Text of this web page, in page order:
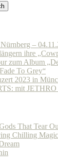
–
ihre
zum Album
To Grey“
2023 in
mit
That Tear
Chilling